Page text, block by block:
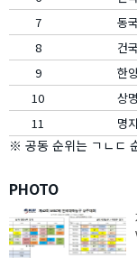
7
동
8
건
9
한
10
상
11
명
※ 공동 순위는 ㄱㄴㄷ
PHOTO